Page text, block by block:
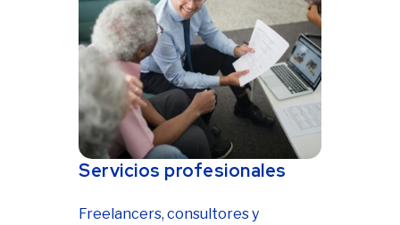
Servicios profesionales
Freelancers, consultores y